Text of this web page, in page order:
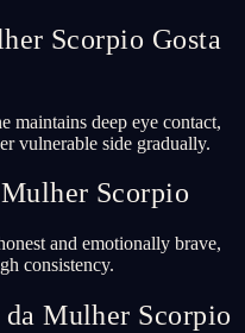
Scorpio Gosta
maintains deep eye contact,
vulnerable side gradually.
Scorpio
and emotionally brave,
consistency.
Mulher Scorpio